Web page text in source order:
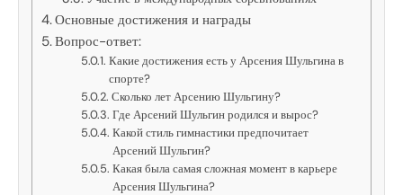
Основные достижения и награды
Вопрос-ответ:
Какие достижения есть у Арсения Шульгина в
спорте?
Сколько лет Арсению Шульгину?
Где Арсений Шульгин родился и вырос?
Какой стиль гимнастики предпочитает
Арсений Шульгин?
Какая была самая сложная момент в карьере
Арсения Шульгина?